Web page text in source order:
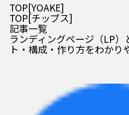
TOP[YOAKE]
TOP[チップス]
記事一覧
ランディングページ（LP）
ト・構成・作り方をわかり